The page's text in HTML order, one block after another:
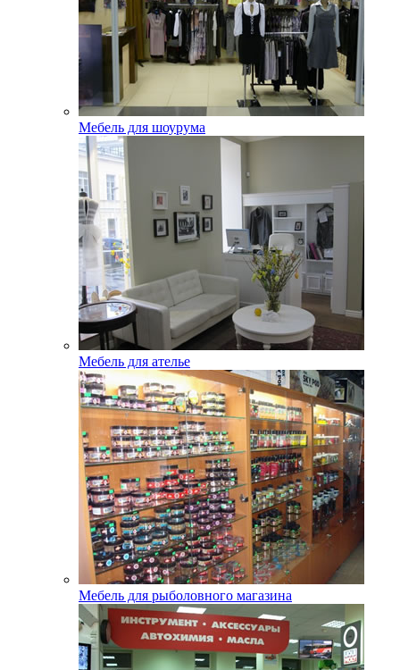
Мебель для шоурума
Мебель для ателье
Мебель для рыболовного магазина